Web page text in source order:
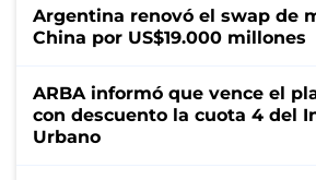
Argentina renovó el swap de
China por US$19.000 millones
ARBA informó que vence el
con descuento la cuota 4 del
Urbano